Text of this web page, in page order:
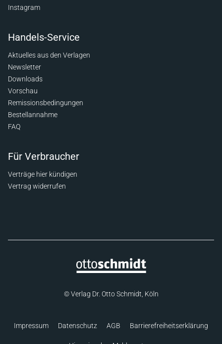
Instagram
Handels-Service
Aktuelles aus den Verlagen
Newsletter
Downloads
Vorschau
Remissionsbedingungen
Bestellannahme
FAQ
Für Verbraucher
Verträge hier kündigen
Vertrag widerrufen
© Verlag Dr. Otto Schmidt, Köln
Impressum Datenschutz AGB Barrierefreiheitserklärung